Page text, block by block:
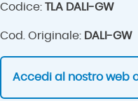
Codice: TLA DALI-GW
Cod. Originale: DALI-GW
Accedi al nostro web